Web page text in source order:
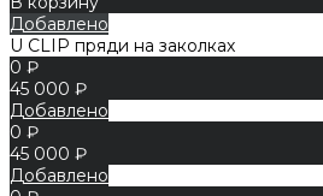
Добавлено
U CLIP пряди на заколках
0 ₽
45 000 ₽
Добавлено
0 ₽
45 000 ₽
Добавлено